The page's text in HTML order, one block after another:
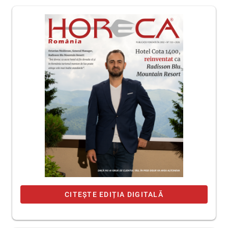
CITEȘTE EDIȚIA DIGITALĂ